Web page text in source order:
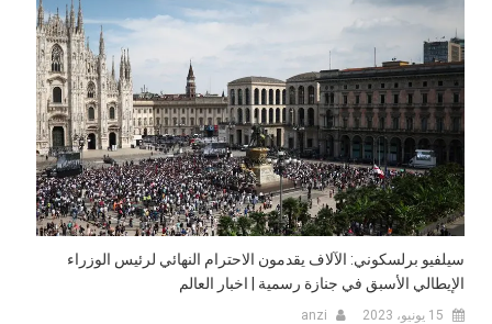
سيلفيو برلسكوني: الآلاف يقدمون الاحترام النهائي لرئيس الوزراء
الإيطالي الأسبق في جنازة رسمية | اخبار العالم
15 يونيو، 2023 anzi